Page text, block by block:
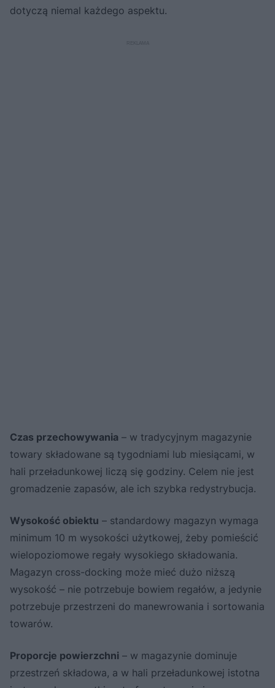
dotyczą niemal każdego aspektu.
Czas przechowywania – w tradycyjnym magazynie
towary składowane są tygodniami lub miesiącami, w
hali przeładunkowej liczą się godziny. Celem nie jest
gromadzenie zapasów, ale ich szybka redystrybucja.
Wysokość obiektu – standardowy magazyn wymaga
minimum 10 m wysokości użytkowej, żeby pomieścić
wielopoziomowe regały wysokiego składowania.
Magazyn cross-docking może mieć dużo niższą
wysokość – nie potrzebuje bowiem regałów, a jedynie
potrzebuje przestrzeni do manewrowania i sortowania
towarów.
Proporcje powierzchni – w magazynie dominuje
przestrzeń składowa, a w hali przeładunkowej istotna